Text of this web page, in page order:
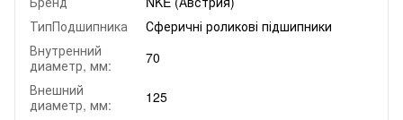
ТипПодшипника
Сферичні роликові підшипники
Внутренний
диаметр, мм:
70
Внешний
диаметр, мм:
125